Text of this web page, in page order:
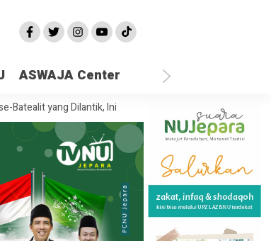
ASWAJA Center
Dilantik, Ini Pesan Rais Syuriah PCNU Jepara